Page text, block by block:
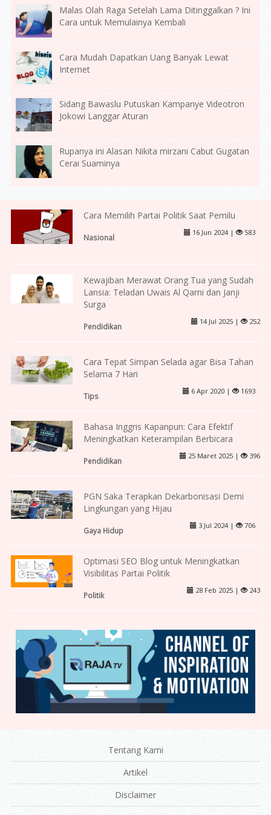
Malas Olah Raga Setelah Lama Ditinggalkan ? Ini
Cara untuk Memulainya Kembali
Cara Mudah Dapatkan Uang Banyak Lewat
Internet
Sidang Bawaslu Putuskan Kampanye Videotron
Jokowi Langgar Aturan
Rupanya ini Alasan Nikita mirzani Cabut Gugatan
Cerai Suaminya
Cara Memilih Partai Politik Saat Pemilu
Nasional
16 Jun 2024 | 583
Kewajiban Merawat Orang Tua yang Sudah
Lansia: Teladan Uwais Al Qarni dan Janji
Surga
Pendidikan
14 Jul 2025 | 252
Cara Tepat Simpan Selada agar Bisa Tahan
Selama 7 Hari
Tips
6 Apr 2020 | 1693
Bahasa Inggris Kapanpun: Cara Efektif
Meningkatkan Keterampilan Berbicara
Pendidikan
25 Maret 2025 | 396
PGN Saka Terapkan Dekarbonisasi Demi
Lingkungan yang Hijau
Gaya Hidup
3 Jul 2024 | 706
Optimasi SEO Blog untuk Meningkatkan
Visibilitas Partai Politik
Politik
28 Feb 2025 | 243
Tentang Kami
Artikel
Disclaimer